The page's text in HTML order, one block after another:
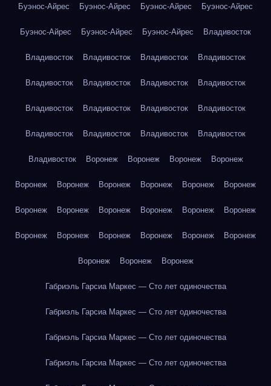
Буэнос-Айрес Буэнос-Айрес Буэнос-Айрес Буэнос-Айрес
Буэнос-Айрес Буэнос-Айрес Буэнос-Айрес Владивосток
Владивосток Владивосток Владивосток Владивосток
Владивосток Владивосток Владивосток Владивосток
Владивосток Владивосток Владивосток Владивосток
Владивосток Владивосток Владивосток Владивосток
Владивосток Воронеж Воронеж Воронеж Воронеж
Воронеж Воронеж Воронеж Воронеж Воронеж Воронеж
Воронеж Воронеж Воронеж Воронеж Воронеж Воронеж
Воронеж Воронеж Воронеж Воронеж Воронеж Воронеж
Воронеж Воронеж Воронеж
Габриэль Гарсиа Маркес — Сто лет одиночества
Габриэль Гарсиа Маркес — Сто лет одиночества
Габриэль Гарсиа Маркес — Сто лет одиночества
Габриэль Гарсиа Маркес — Сто лет одиночества